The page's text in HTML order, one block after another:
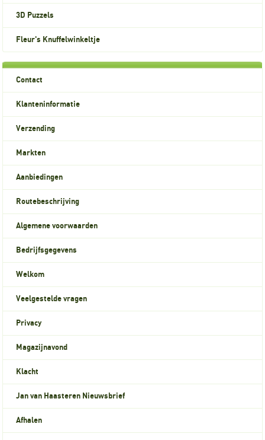
3D Puzzels
Fleur's Knuffelwinkeltje
Contact
Klanteninformatie
Verzending
Markten
Aanbiedingen
Routebeschrijving
Algemene voorwaarden
Bedrijfsgegevens
Welkom
Veelgestelde vragen
Privacy
Magazijnavond
Klacht
Jan van Haasteren Nieuwsbrief
Afhalen